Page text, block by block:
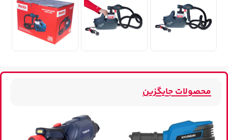
محصولات جایگزین